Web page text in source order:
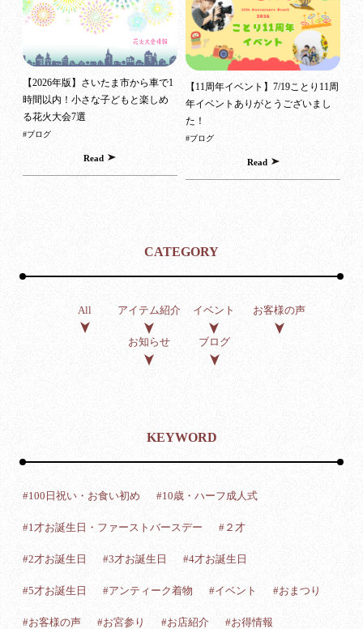
【2026年版】さいたま市から車で1
時間以内！小さな子どもと楽しめ
る花火大会7選
#ブログ
Read
【11周年イベント】7/19ことり11周
年イベントありがとうございまし
た！
#ブログ
Read
CATEGORY
All アイテム紹介 イベント お客様の声
お知らせ ブログ
KEYWORD
#100日祝い・お食い初め #10歳・ハーフ成人式
#1才お誕生日・ファーストバースデー #２才
#2才お誕生日 #3才お誕生日 #4才お誕生日
#5才お誕生日 #アンティーク着物 #イベント #おまつり
#お客様の声 #お宮参り #お店紹介 #お得情報